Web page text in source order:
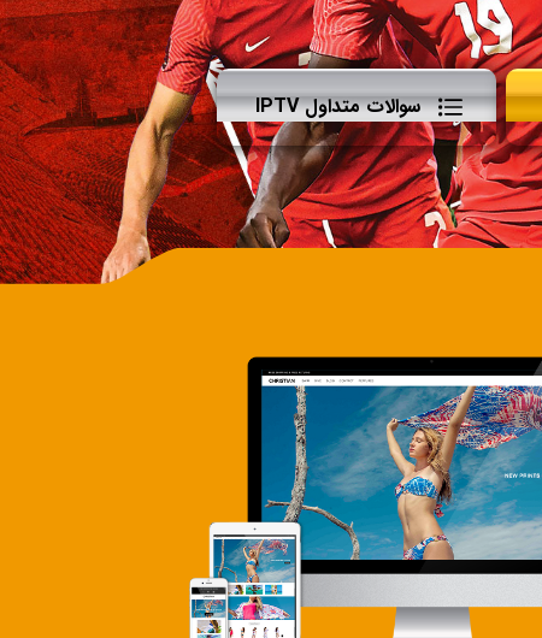
سوالات متداول IPTV